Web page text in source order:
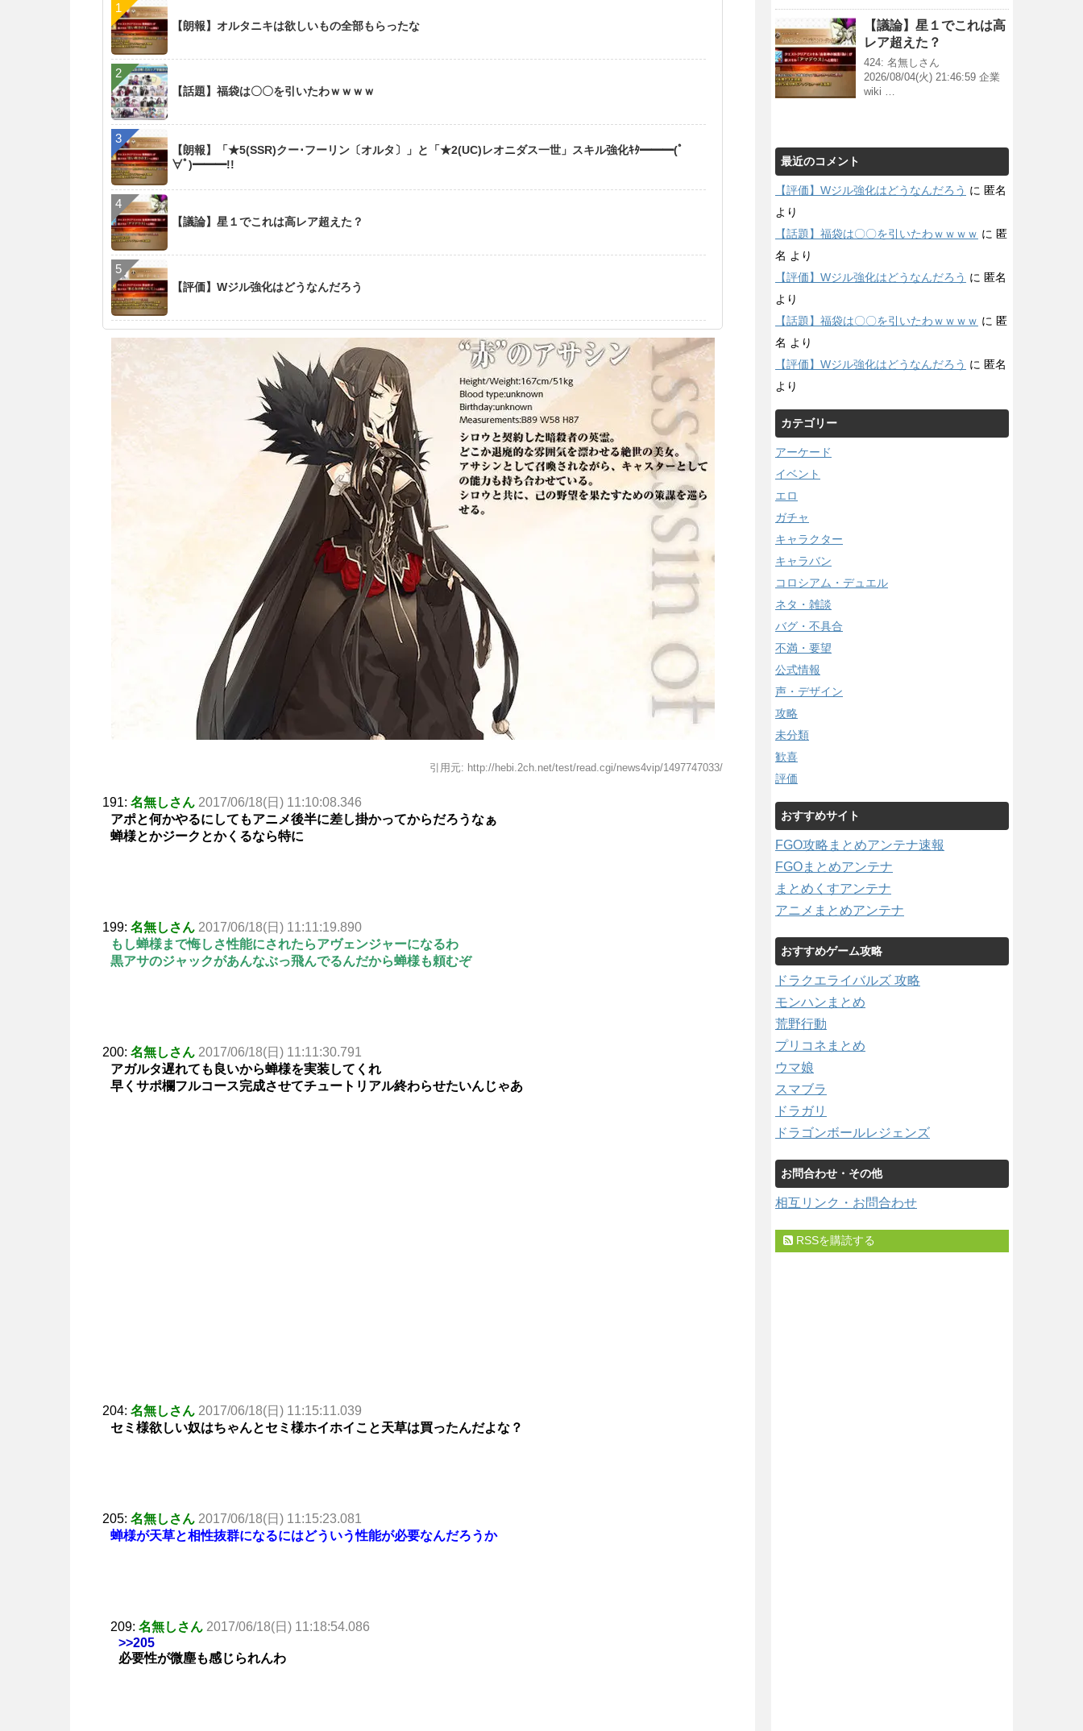
【朗報】オルタニキは欲しいもの全部もらったな
【話題】福袋は〇〇を引いたわｗｗｗｗ
【朗報】「★5(SSR)クー･フーリン〔オルタ〕」と「★2(UC)レオニダス一世」スキル強化ｷﾀ━━━(ﾟ
∀ﾟ)━━━!!
【議論】星１でこれは高レア超えた？
【評価】Wジル強化はどうなんだろう
引用元: http://hebi.2ch.net/test/read.cgi/news4vip/1497747033/
191: 名無しさん 2017/06/18(日) 11:10:08.346
アポと何かやるにしてもアニメ後半に差し掛かってからだろうなぁ
蝉様とかジークとかくるなら特に
199: 名無しさん 2017/06/18(日) 11:11:19.890
もし蝉様まで悔しさ性能にされたらアヴェンジャーになるわ
黒アサのジャックがあんなぶっ飛んでるんだから蝉様も頼むぞ
200: 名無しさん 2017/06/18(日) 11:11:30.791
アガルタ遅れても良いから蝉様を実装してくれ
早くサポ欄フルコース完成させてチュートリアル終わらせたいんじゃあ
204: 名無しさん 2017/06/18(日) 11:15:11.039
セミ様欲しい奴はちゃんとセミ様ホイホイこと天草は買ったんだよな？
205: 名無しさん 2017/06/18(日) 11:15:23.081
蝉様が天草と相性抜群になるにはどういう性能が必要なんだろうか
209: 名無しさん 2017/06/18(日) 11:18:54.086
>>205
必要性が微塵も感じられんわ
【議論】星１でこれは高
レア超えた？
424: 名無しさん
2026/08/04(火) 21:46:59 企業
wiki …
最近のコメント
【評価】Wジル強化はどうなんだろう に 匿名
より
【話題】福袋は〇〇を引いたわｗｗｗｗ に 匿
名 より
【評価】Wジル強化はどうなんだろう に 匿名
より
【話題】福袋は〇〇を引いたわｗｗｗｗ に 匿
名 より
【評価】Wジル強化はどうなんだろう に 匿名
より
カテゴリー
アーケード
イベント
エロ
ガチャ
キャラクター
キャラバン
コロシアム・デュエル
ネタ・雑談
バグ・不具合
不満・要望
公式情報
声・デザイン
攻略
未分類
歓喜
評価
おすすめサイト
FGO攻略まとめアンテナ速報
FGOまとめアンテナ
まとめくすアンテナ
アニメまとめアンテナ
おすすめゲーム攻略
ドラクエライバルズ 攻略
モンハンまとめ
荒野行動
プリコネまとめ
ウマ娘
スマブラ
ドラガリ
ドラゴンボールレジェンズ
お問合わせ・その他
相互リンク・お問合わせ
RSSを購読する